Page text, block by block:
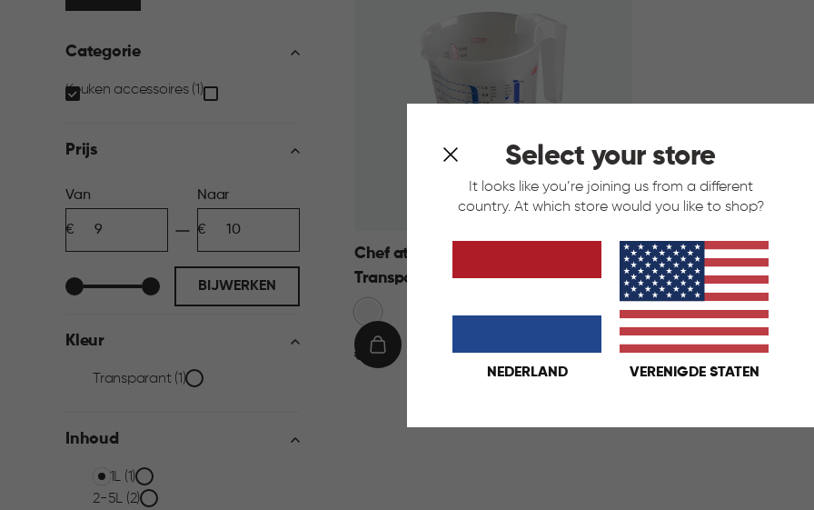
Select your store
It looks like you’re joining us from a different
country. At which store would you like to shop?
NEDERLAND VERENIGDE STATEN
Categorie
Categorie
filter
Keuken accessoires (1)
Prijs
Prijs
filter
Van
Naar
BIJWERKEN
Kleur
Kleur
filter
Transparant (1)
Inhoud
Inhoud
0-1L (1)
2-5L (2)
Chef at Home Maatbeker 1L -
Transparant
€€ 9,95
IN